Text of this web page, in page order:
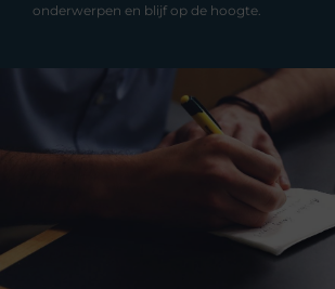
onderwerpen en blijf op de hoogte.